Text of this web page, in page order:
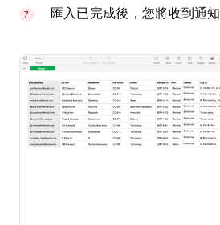
匯入已完成後，您將收到通知